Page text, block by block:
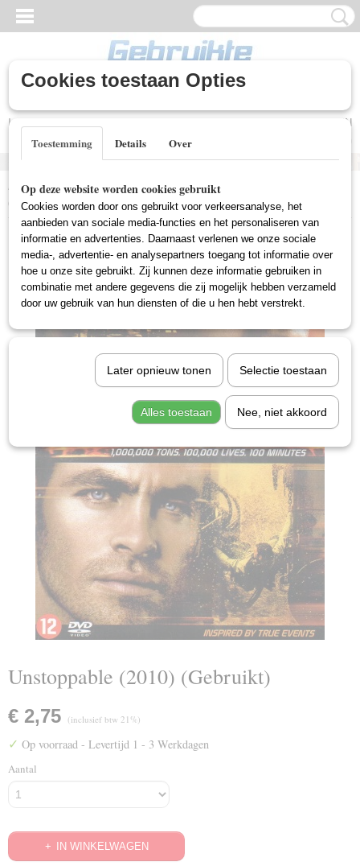
Inloggen
UW WINKELWAGEN
Home >Gebruikte DVD's>Actie DVD Gebruikt
(2010) (Gebruikt)
Unstoppable (2010) (Gebruikt)
€ 2,75 (inclusief btw 21%)
✓ Op voorraad - Levertijd 1 - 3 Werkdagen
Aantal
IN WINKELWAGEN
Cookies toestaan Opties
Toestemming Details Over
Op deze website worden cookies gebruikt
Cookies worden door ons gebruikt voor verkeersanalyse, het
aanbieden van sociale media-functies en het personaliseren van
informatie en advertenties. Daarnaast verlenen we onze sociale
media-, advertentie- en analysepartners toegang tot informatie over
hoe u onze site gebruikt. Zij kunnen deze informatie gebruiken in
combinatie met andere gegevens die zij mogelijk hebben verzameld
door uw gebruik van hun diensten of die u hen hebt verstrekt.
Later opnieuw tonen Selectie toestaan
Alles toestaan Nee, niet akkoord